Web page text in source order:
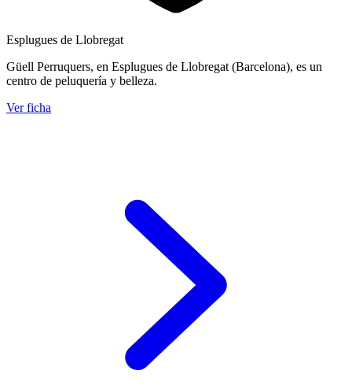
Esplugues de Llobregat
Güell Perruquers, en Esplugues de Llobregat (Barcelona), es un
centro de peluquería y belleza.
Ver ficha